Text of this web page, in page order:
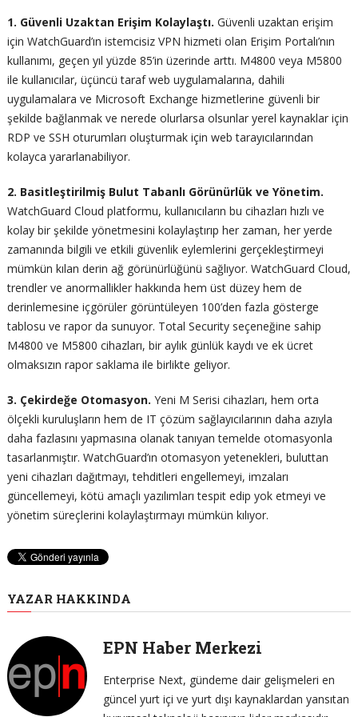
1. Güvenli Uzaktan Erişim Kolaylaştı. Güvenli uzaktan erişim
için WatchGuard’ın istemcisiz VPN hizmeti olan Erişim Portalı’nın
kullanımı, geçen yıl yüzde 85’in üzerinde arttı. M4800 veya M5800
ile kullanıcılar, üçüncü taraf web uygulamalarına, dahili
uygulamalara ve Microsoft Exchange hizmetlerine güvenli bir
şekilde bağlanmak ve nerede olurlarsa olsunlar yerel kaynaklar için
RDP ve SSH oturumları oluşturmak için web tarayıcılarından
kolayca yararlanabiliyor.
2. Basitleştirilmiş Bulut Tabanlı Görünürlük ve Yönetim.
WatchGuard Cloud platformu, kullanıcıların bu cihazları hızlı ve
kolay bir şekilde yönetmesini kolaylaştırıp her zaman, her yerde
zamanında bilgili ve etkili güvenlik eylemlerini gerçekleştirmeyi
mümkün kılan derin ağ görünürlüğünü sağlıyor. WatchGuard Cloud,
trendler ve anormallikler hakkında hem üst düzey hem de
derinlemesine içgörüler görüntüleyen 100’den fazla gösterge
tablosu ve rapor da sunuyor. Total Security seçeneğine sahip
M4800 ve M5800 cihazları, bir aylık günlük kaydı ve ek ücret
olmaksızın rapor saklama ile birlikte geliyor.
3. Çekirdeğe Otomasyon. Yeni M Serisi cihazları, hem orta
ölçekli kuruluşların hem de IT çözüm sağlayıcılarının daha azıyla
daha fazlasını yapmasına olanak tanıyan temelde otomasyonla
tasarlanmıştır. WatchGuard’ın otomasyon yetenekleri, buluttan
yeni cihazları dağıtmayı, tehditleri engellemeyi, imzaları
güncellemeyi, kötü amaçlı yazılımları tespit edip yok etmeyi ve
yönetim süreçlerini kolaylaştırmayı mümkün kılıyor.
YAZAR HAKKINDA
EPN Haber Merkezi
Enterprise Next, gündeme dair gelişmeleri en
güncel yurt içi ve yurt dışı kaynaklardan yansıtan